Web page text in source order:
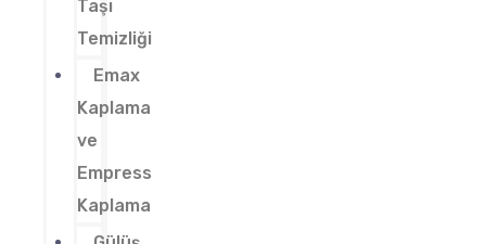
Taşı
Temizliği
Emax
Kaplama
ve
Empress
Kaplama